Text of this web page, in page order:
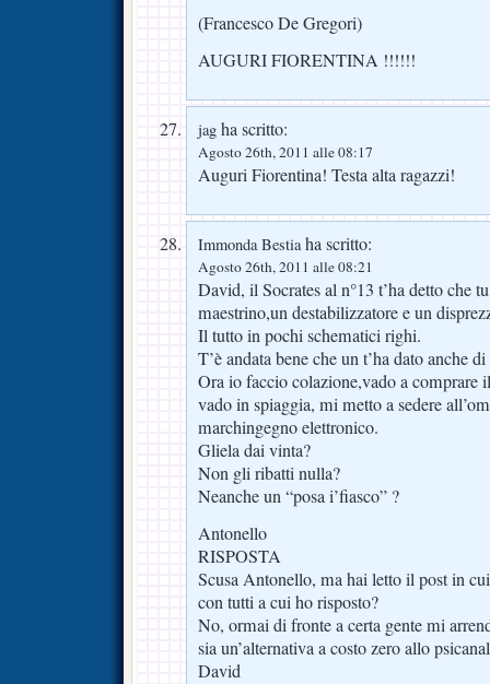
(Francesco De Gregori)
AUGURI FIORENTINA !!!!!!
jag ha scritto:
Agosto 26th, 2011 alle 08:17
Auguri Fiorentina! Testa alta ragazzi!
Immonda Bestiaha scritto:
Agosto 26th, 2011 alle 08:21
David, il Socrates al n°13 t’ha detto che
maestrino,un destabilizzatore e un
Il tutto in pochi schematici righi.
T’è andata bene che un t’ha dato anche
Ora io faccio colazione,vado a comprare
vado in spiaggia, mi metto a sedere
marchingegno elettronico.
Gliela dai vinta?
Non gli ribatti nulla?
Neanche un “posa i’fiasco” ?
Antonello
RISPOSTA
Scusa Antonello, ma hai letto il post in
con tutti a cui ho risposto?
No, ormai di fronte a certa gente mi
sia un’alternativa a costo zero allo
David